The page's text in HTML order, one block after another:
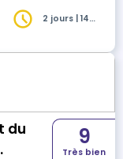
2 jours | 14
du
9
Très bien